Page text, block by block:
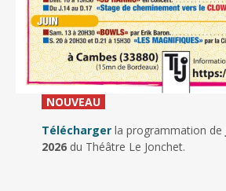
NOUVEAU_
Télécharger la programmation de
2026du Théâtre Le Jonchet.